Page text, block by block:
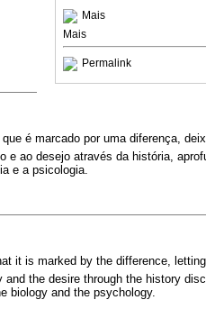
Mais
Mais
Permalink
é marcado por uma diferença,
e ao desejo através da história,
e a psicologia.
it is marked by the difference,
the desire through the history
biology and the psychology.